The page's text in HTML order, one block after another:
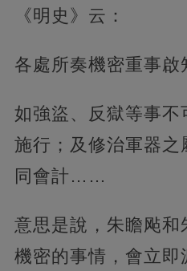
《明史》云：
各處所奏機密重事啟
如強盜、反獄等事不
施行；及修治軍器之
同會計……
意思是說，朱瞻飐和
機密的事情，會立即